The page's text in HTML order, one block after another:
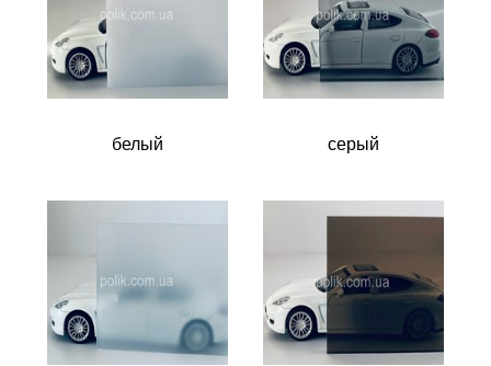
белый серый